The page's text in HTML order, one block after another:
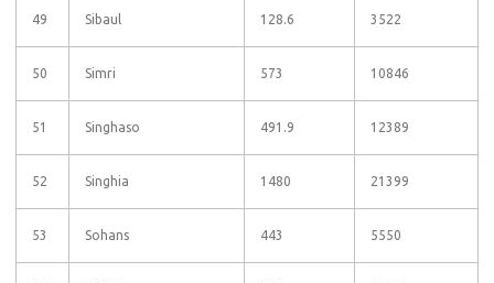
49 Sibaul 128.6 3522
50 Simri 573 10846
51 Singhaso 491.9 12389
52 Singhia 1480 21399
53 Sohans 443 5550